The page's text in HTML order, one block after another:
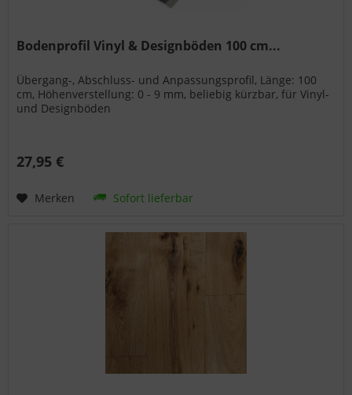
Bodenprofil Vinyl & Designböden 100 cm...
Übergang-, Abschluss- und Anpassungsprofil, Länge: 100
cm, Höhenverstellung: 0 - 9 mm, beliebig kürzbar, für Vinyl-
und Designböden
27,95 €
Merken Sofort lieferbar